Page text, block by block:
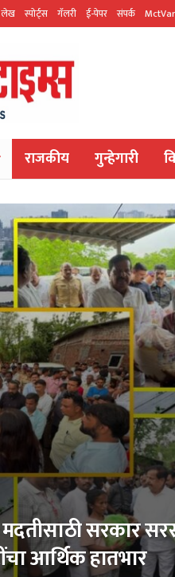
लेख स्पोर्ट्स गॅलरी ई-पेपर संपर्क
राजकीय गुन्हेगारी
मदतीसाठी सरकार
आर्थिक हातभार